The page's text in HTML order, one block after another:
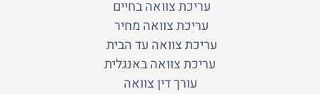
עריכת צוואה בחיים
עריכת צוואה מחיר
עריכת צוואה עד הבית
עריכת צוואה באנגלית
עורך דין צוואה